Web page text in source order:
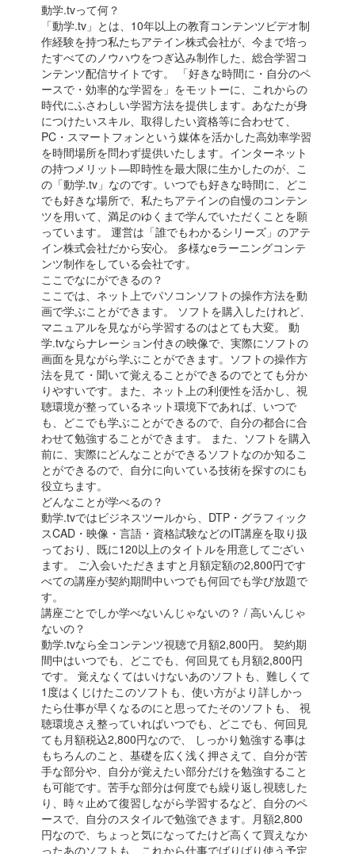
動学.tvって何？
「動学.tv」とは、10年以上の教育コンテンツビデオ制
作経験を持つ私たちアテイン株式会社が、今まで培っ
たすべてのノウハウをつぎ込み制作した、総合学習コ
ンテンツ配信サイトです。 「好きな時間に・自分のペ
ースで・効率的な学習を」をモットーに、これからの
時代にふさわしい学習方法を提供します。あなたが身
につけたいスキル、取得したい資格等に合わせて、
PC・スマートフォンという媒体を活かした高効率学習
を時間場所を問わず提供いたします。インターネット
の持つメリット―即時性を最大限に生かしたのが、こ
の「動学.tv」なのです。いつでも好きな時間に、どこ
でも好きな場所で、私たちアテインの自慢のコンテン
ツを用いて、満足のゆくまで学んでいただくことを願
っています。 運営は「誰でもわかるシリーズ」のアテ
イン株式会社だから安心。 多様なeラーニングコンテ
ンツ制作をしている会社です。
ここでなにができるの？
ここでは、ネット上でパソコンソフトの操作方法を動
画で学ぶことができます。 ソフトを購入したけれど、
マニュアルを見ながら学習するのはとても大変。 動
学.tvならナレーション付きの映像で、実際にソフトの
画面を見ながら学ぶことができます。ソフトの操作方
法を見て・聞いて覚えることができるのでとても分か
りやすいです。また、ネット上の利便性を活かし、視
聴環境が整っているネット環境下であれば、いつで
も、どこでも学ぶことができるので、自分の都合に合
わせて勉強することができます。 また、ソフトを購入
前に、実際にどんなことができるソフトなのか知るこ
とができるので、自分に向いている技術を探すのにも
役立ちます。
どんなことが学べるの？
動学.tvではビジネスツールから、DTP・グラフィック
スCAD・映像・言語・資格試験などのIT講座を取り扱
っており、既に120以上のタイトルを用意してござい
ます。 ご入会いただきますと月額定額の2,800円です
べての講座が契約期間中いつでも何回でも学び放題で
す。
講座ごとでしか学べないんじゃないの？ / 高いんじゃ
ないの？
動学.tvなら全コンテンツ視聴で月額2,800円。 契約期
間中はいつでも、どこでも、何回見ても月額2,800円
です。 覚えなくてはいけないあのソフトも、難しくて
1度はくじけたこのソフトも、使い方がより詳しかっ
たら仕事が早くなるのにと思ってたそのソフトも、 視
聴環境さえ整っていればいつでも、どこでも、何回見
ても月額税込2,800円なので、 しっかり勉強する事は
もちろんのこと、基礎を広く浅く押さえて、自分が苦
手な部分や、自分が覚えたい部分だけを勉強すること
も可能です。苦手な部分は何度でも繰り返し視聴した
り、時々止めて復習しながら学習するなど、自分のペ
ースで、自分のスタイルで勉強できます。月額2,800
円なので、ちょっと気になってたけど高くて買えなか
ったあのソフトも、これから仕事でばりばり使う予定